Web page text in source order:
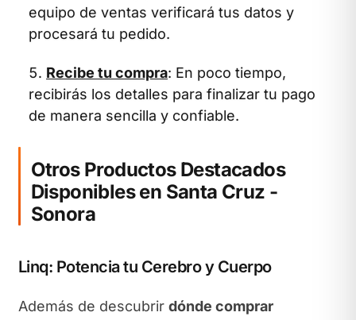
equipo de ventas verificará tus datos y
procesará tu pedido.
Recibe tu compra: En poco tiempo,
recibirás los detalles para finalizar tu pago
de manera sencilla y confiable.
Otros Productos Destacados
Disponibles en Santa Cruz -
Sonora
Linq: Potencia tu Cerebro y Cuerpo
Además de descubrir dónde comprar